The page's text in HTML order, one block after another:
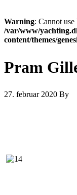
Warning: Cannot
/var/www/
content/themes/
Pram
27. februar 2020 By